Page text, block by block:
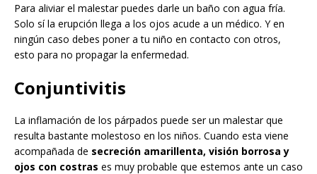
Para aliviar el malestar puedes darle un baño con agua fría.
Solo sí la erupción llega a los ojos acude a un médico. Y en
ningún caso debes poner a tu niño en contacto con otros,
esto para no propagar la enfermedad.
Conjuntivitis
La inflamación de los párpados puede ser un malestar que
resulta bastante molestoso en los niños. Cuando esta viene
acompañada de secreción amarillenta, visión borrosa y
ojos con costras es muy probable que estemos ante un caso